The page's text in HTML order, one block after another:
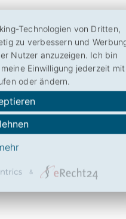
mit der Beurteilung von
Technologien von Dritten,
zu verbessern und
Nutzer anzuzeigen. Ich bin
Einwilligung jederzeit mit
oder ändern.
&